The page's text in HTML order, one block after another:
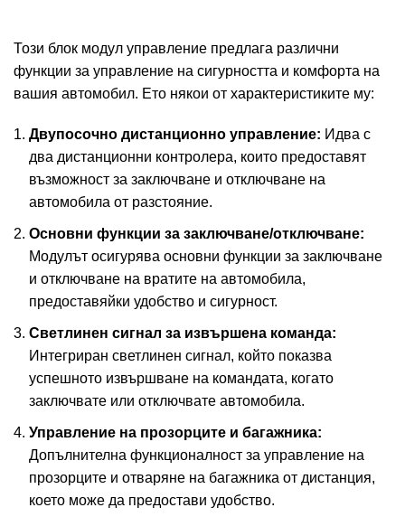
Този блок модул управление предлага различни
функции за управление на сигурността и комфорта на
вашия автомобил. Ето някои от характеристиките му:
Двупосочно дистанционно управление: Идва с
два дистанционни контролера, които предоставят
възможност за заключване и отключване на
автомобила от разстояние.
Основни функции за заключване/отключване:
Модулът осигурява основни функции за заключване
и отключване на вратите на автомобила,
предоставяйки удобство и сигурност.
Светлинен сигнал за извършена команда:
Интегриран светлинен сигнал, който показва
успешното извършване на командата, когато
заключвате или отключвате автомобила.
Управление на прозорците и багажника:
Допълнителна функционалност за управление на
прозорците и отваряне на багажника от дистанция,
което може да предостави удобство.